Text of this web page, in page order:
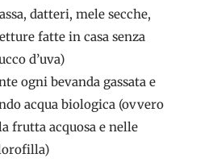
datteri, mele secche,
fatte in casa senza
d’uva)
ogni bevanda gassata e
acqua biologica (ovvero
frutta acquosa e nelle